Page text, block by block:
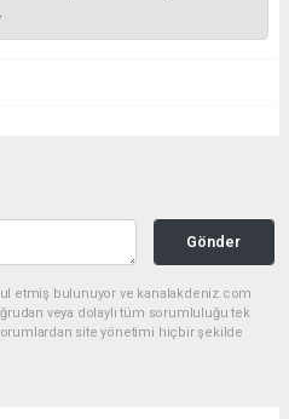
Gönder
etmiş bulunuyor ve kanalakdeniz.com
veya dolaylı tüm sorumluluğu tek
site yönetimi hiçbir şekilde